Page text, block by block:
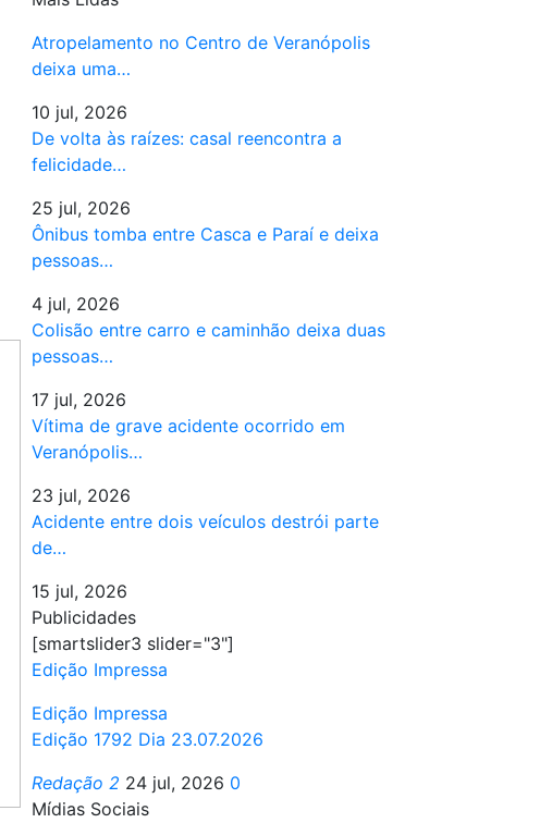
Atropelamento no Centro de Veranópolis
deixa uma…
10 jul, 2026
De volta às raízes: casal reencontra a
felicidade…
25 jul, 2026
Ônibus tomba entre Casca e Paraí e deixa
pessoas…
4 jul, 2026
Colisão entre carro e caminhão deixa duas
pessoas…
17 jul, 2026
Vítima de grave acidente ocorrido em
Veranópolis…
23 jul, 2026
Acidente entre dois veículos destrói parte
de…
15 jul, 2026
Publicidades
[smartslider3 slider="3"]
Edição Impressa
Edição Impressa
Edição 1792 Dia 23.07.2026
Redação 2 24 jul, 2026 0
Mídias Sociais